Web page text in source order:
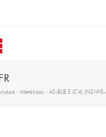
» Metálicas » AS-BLB.E (C4) (N2-